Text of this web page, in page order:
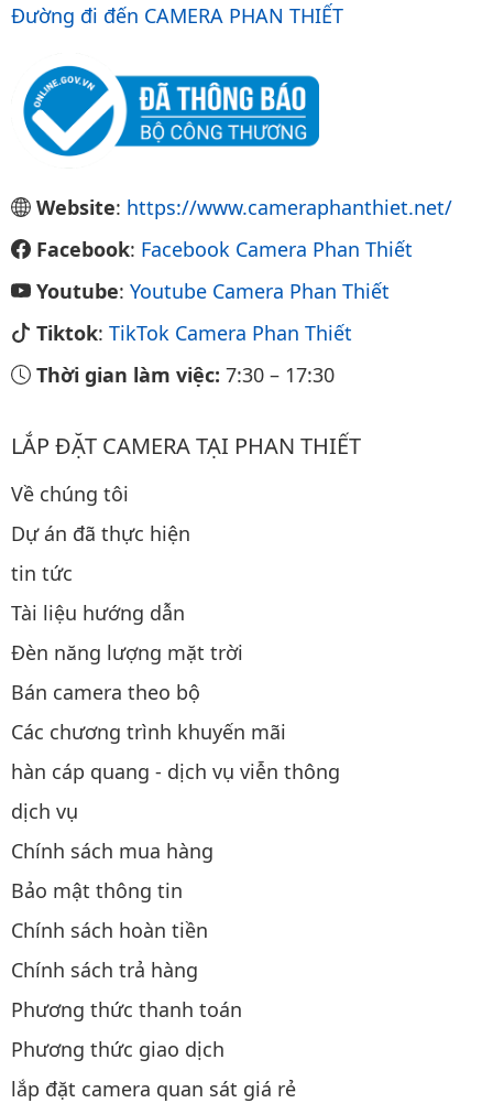
Đường đi đến CAMERA PHAN THIẾT
Website: https://www.cameraphanthiet.net/
Facebook: Facebook Camera Phan Thiết
Youtube: Youtube Camera Phan Thiết
Tiktok: TikTok Camera Phan Thiết
Thời gian làm việc: 7:30 – 17:30
LẮP ĐẶT CAMERA TẠI PHAN THIẾT
Về chúng tôi
Dự án đã thực hiện
tin tức
Tài liệu hướng dẫn
Đèn năng lượng mặt trời
Bán camera theo bộ
Các chương trình khuyến mãi
hàn cáp quang - dịch vụ viễn thông
dịch vụ
Chính sách mua hàng
Bảo mật thông tin
Chính sách hoàn tiền
Chính sách trả hàng
Phương thức thanh toán
Phương thức giao dịch
lắp đặt camera quan sát giá rẻ